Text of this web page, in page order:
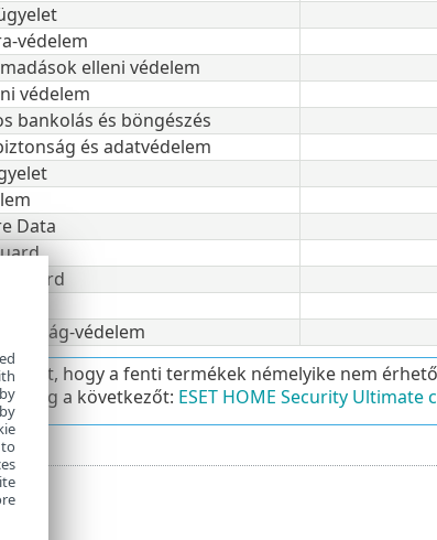
védelem
elleni védelem
védelem
bankolás és böngészés
és adatvédelem
Data
Guard
védelem
hogy a fenti termékek némelyike nem
meg a következőt: ESET HOME Security